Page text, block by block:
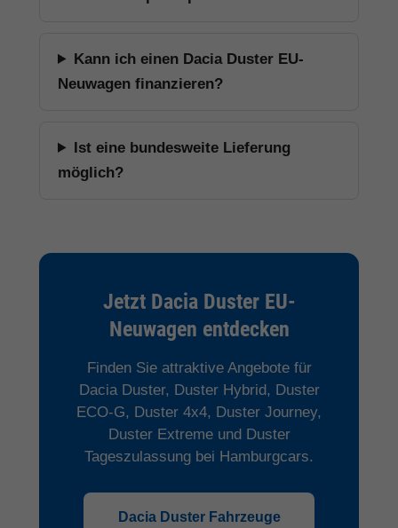
Kann ich einen Dacia Duster EU-
Neuwagen finanzieren?
Ist eine bundesweite Lieferung
möglich?
Jetzt Dacia Duster EU-
Neuwagen entdecken
Finden Sie attraktive Angebote für
Dacia Duster, Duster Hybrid, Duster
ECO-G, Duster 4x4, Duster Journey,
Duster Extreme und Duster
Tageszulassung bei Hamburgcars.
Dacia Duster Fahrzeuge